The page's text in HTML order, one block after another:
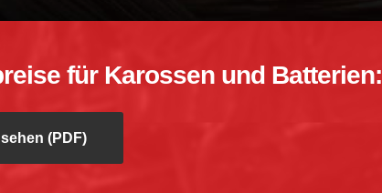
für Karossen und Batterien:
(PDF)